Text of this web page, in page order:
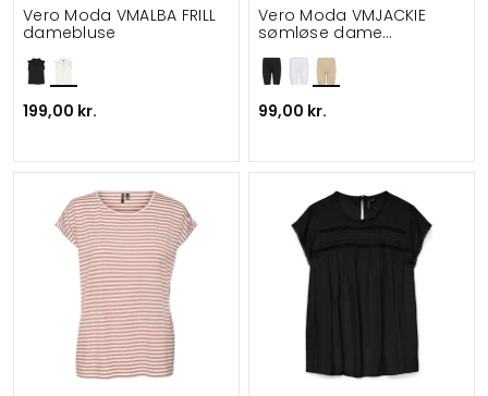
Vero Moda VMALBA FRILL
damebluse
199,00 kr.
Vero Moda VMJACKIE
sømløse dame
99,00 kr.